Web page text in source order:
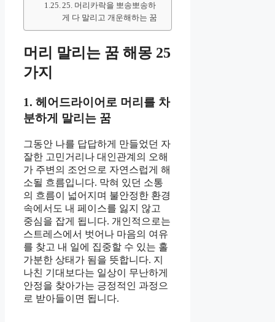
25. 머리카락을 뽀송뽀송하
게 다 말리고 개운해하는 꿈
머리 말리는 꿈 해몽 25
가지
1. 헤어드라이어로 머리를 차
분하게 말리는 꿈
그동안 나를 답답하게 만들었던 자
잘한 고민거리나 대인관계의 오해
가 주변의 조언으로 자연스럽게 해
소될 흐름입니다. 막혀 있던 소통
의 흐름이 넓어지며 불안정한 환경
속에서도 내 페이스를 잃지 않고
중심을 잡게 됩니다. 개인적으로는
스트레스에서 벗어나 마음의 여유
를 찾고 내 일에 집중할 수 있는 홀
가분한 상태가 됨을 뜻합니다. 지
나친 기대보다는 일상이 무난하게
안정을 찾아가는 긍정적인 과정으
로 받아들이면 됩니다.